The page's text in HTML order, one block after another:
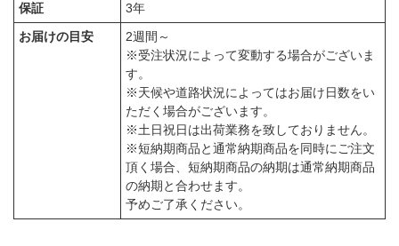
保証
3年
お届けの目安
2週間～
※受注状況によって変動する場合がございま
す。
※天候や道路状況によってはお届け日数をい
ただく場合がございます。
※土日祝日は出荷業務を致しておりません。
※短納期商品と通常納期商品を同時にご注文
頂く場合、短納期商品の納期は通常納期商品
の納期と合わせます。
予めご了承ください。